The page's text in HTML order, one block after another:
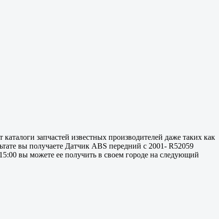
запчастей известных производителей даже таких как
вы получаете Датчик ABS передний с 2001- R52059
вы можете ее получить в своем городе на следующий